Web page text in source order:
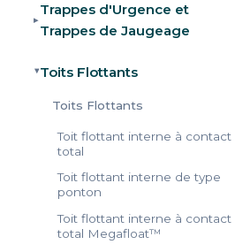
▸
Trappes d'Urgence et
Trappes de Jaugeage
▸Toits Flottants
Toits Flottants
Toit flottant interne à contact
total
Toit flottant interne de type
ponton
Toit flottant interne à contact
total Megafloat™